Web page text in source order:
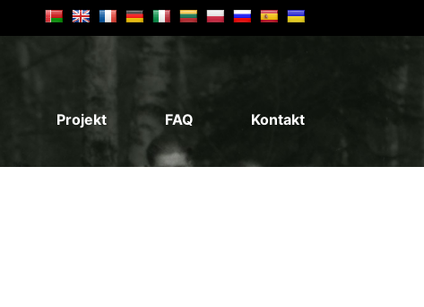
Projekt FAQ Kontakt